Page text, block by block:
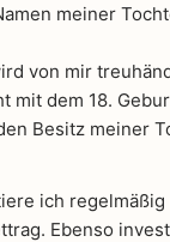
meiner
von mir
mit dem 18.
Besitz meiner
ich regelmäßig
Ebenso